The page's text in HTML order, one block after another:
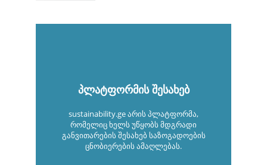
პლატფორმის შესახებ
sustainability.ge არის პლატფორმა,
რომელიც ხელს უწყობს მდგრადი
განვითარების შესახებ საზოგადოების
ცნობიერების ამაღლებას.